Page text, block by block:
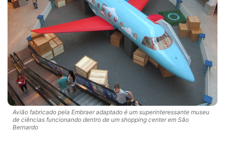
Avião fabricado pela Embraer adaptado é um superinteressante museu
de ciências funcionando dentro de um shopping center em São
Bernardo